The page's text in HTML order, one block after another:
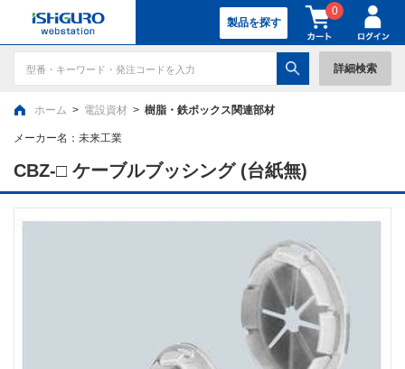
製品を探す
0
詳細検索
ホーム > 電設資材 > 樹脂・鉄ボックス関連部材
メーカー名： 未来工業
CBZ-□ ケーブルブッシング (台紙無)